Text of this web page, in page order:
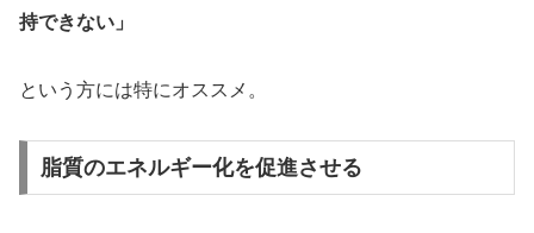
持できない」
という方には特にオススメ。
脂質のエネルギー化を促進させる